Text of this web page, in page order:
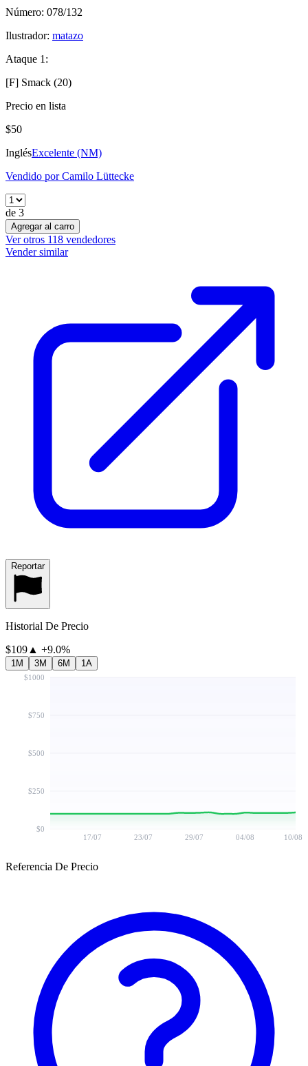
Número: 078/132
Ilustrador: matazo
Ataque 1 :
[F] Smack (20)
Precio en lista
$50
InglésExcelente (NM)
Vendido porCamilo Lüttecke
de 3
Agregar al carro
Ver otros 118 vendedores
Vender similar
Reportar
Historial De Precio
$109 ▲ +9.0%
1M 3M 6M 1A
17/07 23/07 29/07 04/08 10/08
$0
$250
$500
$750
$1000
Referencia De Precio